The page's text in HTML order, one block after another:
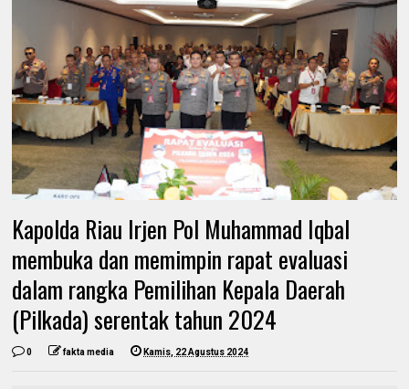
Kapolda Riau Irjen Pol Muhammad Iqbal
membuka dan memimpin rapat evaluasi
dalam rangka Pemilihan Kepala Daerah
(Pilkada) serentak tahun 2024
0 fakta media Kamis, 22 Agustus 2024